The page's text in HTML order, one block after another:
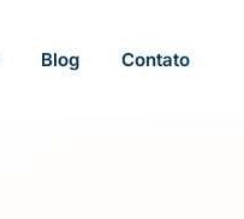
Blog Contato